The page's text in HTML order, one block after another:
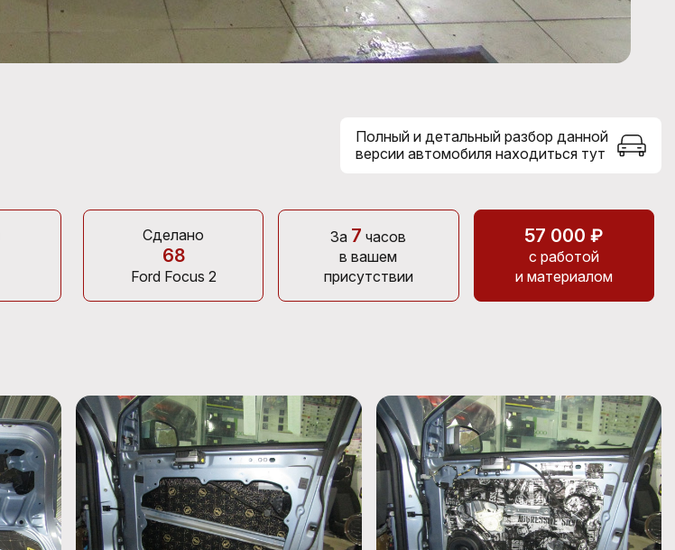
Полный и детальный разбор данной
версии автомобиля находиться тут
Сделано
68
Ford Focus 2
За 7 часов
в вашем
присутствии
57 000 ₽
с работой
и материалом